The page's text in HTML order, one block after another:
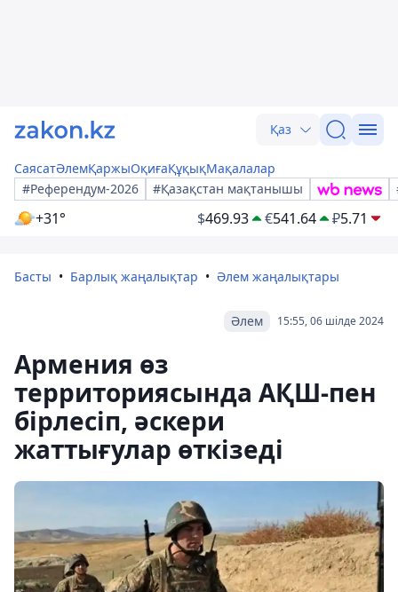
Қаз
СаясатӘлемҚаржыОқиғаҚұқықМақалалар
#Референдум-2026
#Қазақстан мақтанышы
+31° $469.93 €541.64 ₽5.71
Басты Барлық жаңалықтар Әлем жаңалықтары
15:55, 06 шілде 2024
Әлем
Армения өз
территориясында АҚШ-пен
бірлесіп, әскери
жаттығулар өткізеді